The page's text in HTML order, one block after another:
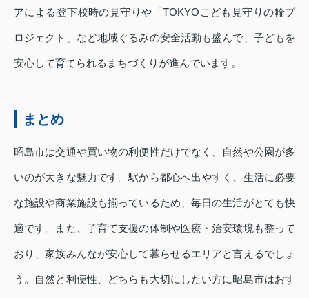
アによる登下校時の見守りや「TOKYOこども見守りの輪プ
ロジェクト」など地域ぐるみの安全活動も盛んで、子どもを
安心して育てられるまちづくりが進んでいます。
まとめ
昭島市は交通や買い物の利便性だけでなく、自然や公園が多
いのが大きな魅力です。駅から都心へ出やすく、生活に必要
な施設や商業施設も揃っているため、毎日の生活がとても快
適です。また、子育て支援の体制や医療・治安環境も整って
おり、家族みんなが安心して暮らせるエリアと言えるでしょ
う。自然と利便性、どちらも大切にしたい方に昭島市はおす